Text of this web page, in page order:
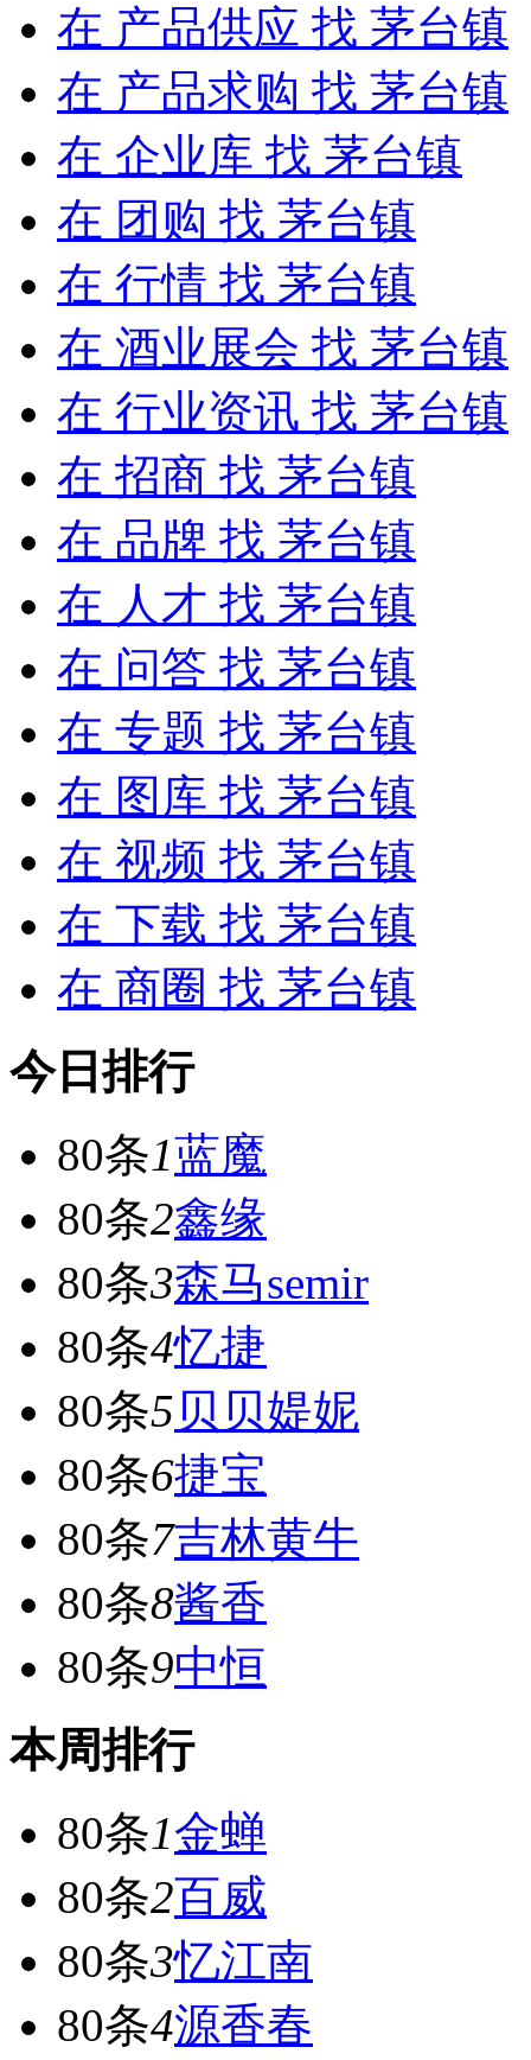
在 产品供应 找 茅台镇
在 产品求购 找 茅台镇
在 企业库 找 茅台镇
在 团购 找 茅台镇
在 行情 找 茅台镇
在 酒业展会 找 茅台镇
在 行业资讯 找 茅台镇
在 招商 找 茅台镇
在 品牌 找 茅台镇
在 人才 找 茅台镇
在 问答 找 茅台镇
在 专题 找 茅台镇
在 图库 找 茅台镇
在 视频 找 茅台镇
在 下载 找 茅台镇
在 商圈 找 茅台镇
今日排行
80条1蓝魔
80条2鑫缘
80条3森马semir
80条4忆捷
80条5贝贝媞妮
80条6捷宝
80条7吉林黄牛
80条8酱香
80条9中恒
本周排行
80条1金蝉
80条2百威
80条3忆江南
80条4源香春